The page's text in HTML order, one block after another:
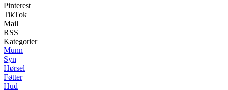
Pinterest
TikTok
Mail
RSS
Kategorier
Munn
Syn
Hørsel
Føtter
Hud